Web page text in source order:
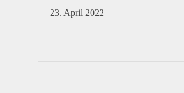
23. April 2022